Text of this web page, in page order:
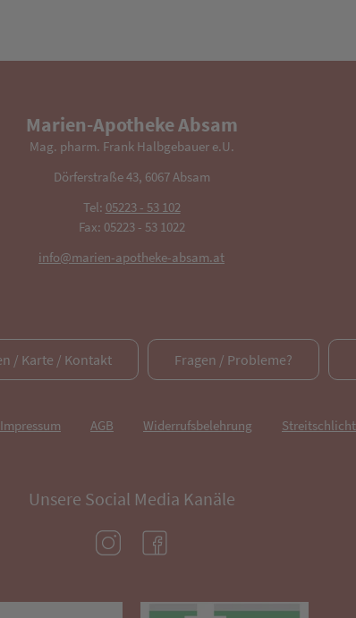
Marien-Apotheke Absam
Mag. pharm. Frank Halbgebauer e.U.
Dörferstraße 43, 6067 Absam
Tel: 05223 - 53 102
Fax: 05223 - 53 1022
info@marien-apotheke-absam.at
/ Karte / Kontakt Fragen / Probleme?
Impressum AGB Widerrufsbelehrung
Unsere Social Media Kanäle
(öffnet in neuem Tab)
(öffnet in neuem Tab)